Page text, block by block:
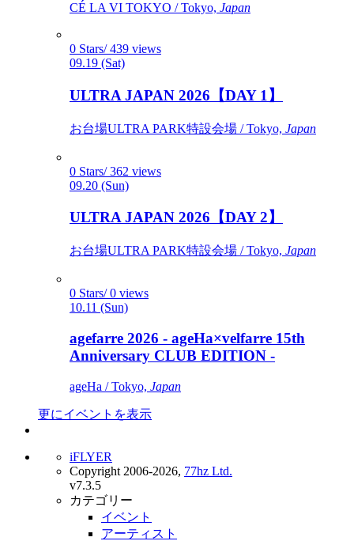
CÉ LA VI TOKYO / Tokyo, Japan
0 Stars/ 439 views
09.19 (Sat)
ULTRA JAPAN 2026【DAY 1】
お台場ULTRA PARK特設会場 / Tokyo, Japan
0 Stars/ 362 views
09.20 (Sun)
ULTRA JAPAN 2026【DAY 2】
お台場ULTRA PARK特設会場 / Tokyo, Japan
0 Stars/ 0 views
10.11 (Sun)
agefarre 2026 - ageHa×velfarre 15th
Anniversary CLUB EDITION -
ageHa / Tokyo, Japan
更にイベントを表示
iFLYER
Copyright 2006-2026, 77hz Ltd.
v7.3.5
カテゴリー
イベント
アーティスト